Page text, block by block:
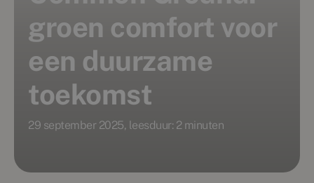
groen comfort voor
een duurzame
toekomst
29 september 2025, leesduur: 2 minuten